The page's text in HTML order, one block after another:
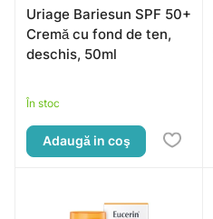
Uriage Bariesun SPF 50+
Cremă cu fond de ten,
deschis, 50ml
În stoc
Adaugă in coş